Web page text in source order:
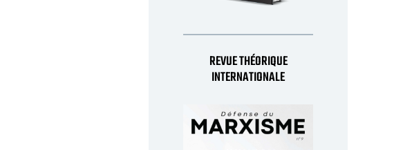
REVUE THÉORIQUE
INTERNATIONALE